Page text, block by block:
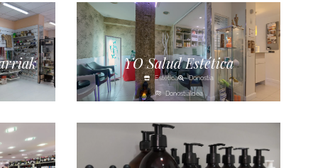
YO Salud Estética
Estética Donostia
Donostialdea